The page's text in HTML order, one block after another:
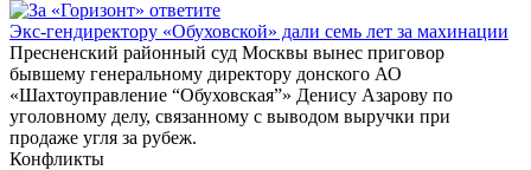
Экс-гендиректору «Обуховской» дали семь лет за махинации
Пресненский районный суд Москвы вынес приговор
бывшему генеральному директору донского АО
«Шахтоуправление “Обуховская”» Денису Азарову по
уголовному делу, связанному с выводом выручки при
продаже угля за рубеж.
Конфликты